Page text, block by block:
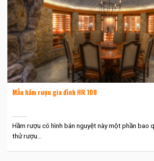
Mẫu hầm rượu gia đình HR 108
Hầm rượu có hình bán nguyệt này một phần bao
thử rượu...